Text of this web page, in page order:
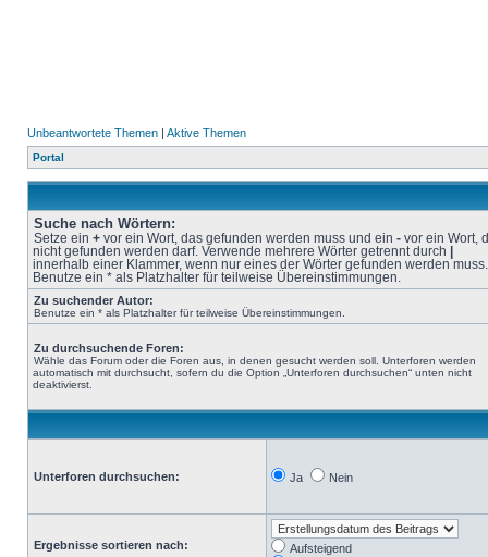
Unbeantwortete Themen | Aktive Themen
Portal
Suche nach Wörtern:
Setze ein + vor ein Wort, das gefunden werden muss und ein - vor ein Wort,
nicht gefunden werden darf. Verwende mehrere Wörter getrennt durch
innerhalb einer Klammer, wenn nur eines der Wörter gefunden werden muss.
Benutze ein * als Platzhalter für teilweise Übereinstimmungen.
Zu suchender Autor:
Benutze ein * als Platzhalter für teilweise Übereinstimmungen.
Zu durchsuchende Foren:
Wähle das Forum oder die Foren aus, in denen gesucht werden soll. Unterforen werden
automatisch mit durchsucht, sofern du die Option „Unterforen durchsuchen“ unten nicht
deaktivierst.
Unterforen durchsuchen: Ja Nein
Ergebnisse sortieren nach:
Aufsteigend